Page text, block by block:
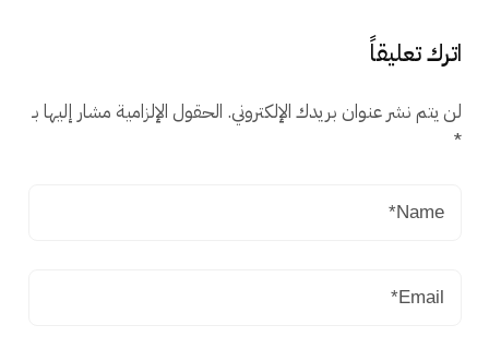
اترك تعليقاً
لن يتم نشر عنوان بريدك الإلكتروني. الحقول الإلزامية مشار إليها بـ
*